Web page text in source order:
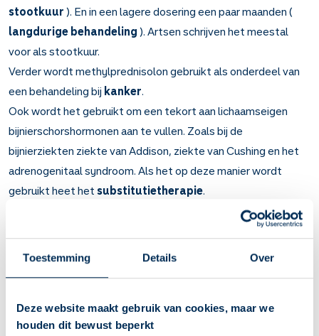
Toestemming Details Over
Deze website maakt gebruik van cookies, maar we
houden dit bewust beperkt
stootkuur). En in een lagere dosering een paar maanden (
langdurige behandeling). Artsen schrijven het meestal
voor als stootkuur.
Verder wordt methylprednisolon gebruikt als onderdeel van
een behandeling bij kanker.
Ook wordt het gebruikt om een tekort aan lichaamseigen
bijnierschorshormonen aan te vullen. Zoals bij de
bijnierziekten ziekte van Addison, ziekte van Cushing en het
adrenogenitaal syndroom. Als het op deze manier wordt
gebruikt heet hetsubstitutietherapie.
Methylprednisolon
Bijnierschorshormoon (corticosteroïd)
werkt binnen een paar uur.
Bij aandoeningen waarbij ernstige ontstekingen een rol